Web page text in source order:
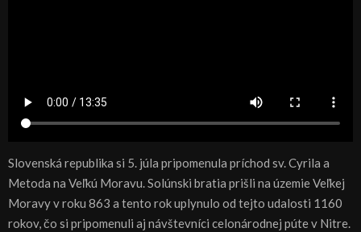
Slovenská republika si 5. júla pripomenula príchod sv. Cyrila a
Metoda na Veľkú Moravu. Solúnski bratia prišli na územie Veľkej
Moravy v roku 863 a tento rok uplynulo od tejto udalosti 1160
rokov, čo si pripomenuli aj návštevníci celonárodnej púte v Nitre.